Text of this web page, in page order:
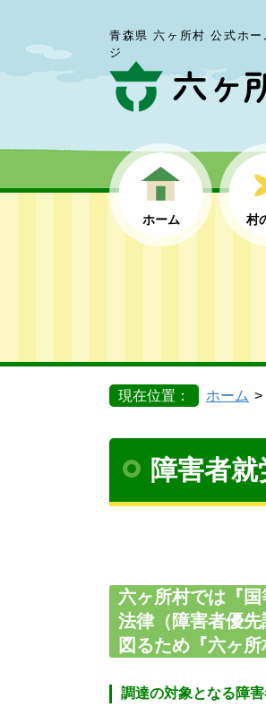
青森県 六ヶ所村 公式ホー
ジ
ホーム 村
現在位置： ホーム
障害者
六ヶ所村では『
法律（障害者優
図るため『六ヶ
調達の対象となる障